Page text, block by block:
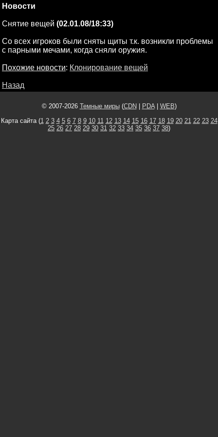
Новости
Снятие вещей (02.01.08/18:33)
Со всех игроков были сняты щиты т.к. возникли проблемы
с парными мечами, когда сняли оружия.
Похожие новости: Клонирование вещей
Назад
© 2007-2026 Темные миры(CDN PDA| WEB)
Карта сайта (1 2 3 4 5 6 7 8 9 10 11 12 13 14 15 16 17 18 19 20 21 22 23 24
25 26 27 28 29 30 31 32 33 34 35 36 37 38)